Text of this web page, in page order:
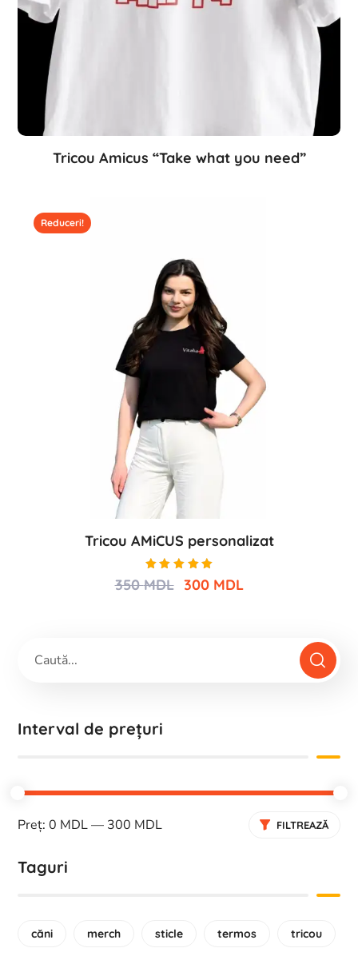
Tricou Amicus “Take what you need”
Reduceri!
Tricou AMiCUS personalizat
Evaluat
la 5.00
350MDL 300 MDL
Interval de prețuri
FILTREAZĂ
Preț:0 MDL— 300 MDL
Taguri
căni merch sticle termos tricou